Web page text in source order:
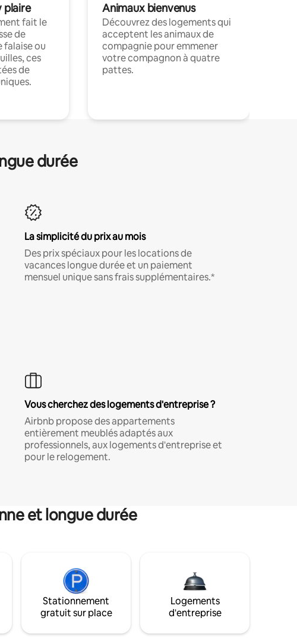
plaire
fait le
de
falaise ou
ces
de
Animaux bienvenus
Découvrez des logements qui
acceptent les animaux de
compagnie pour emmener
votre compagnon à quatre
pattes.
durée
La simplicité du prix au mois
Des prix spéciaux pour les locations de
vacances longue durée et un paiement
mensuel unique sans frais supplémentaires.*
Vous cherchez des logements d'entreprise ?
Airbnb propose des appartements
entièrement meublés adaptés aux
professionnels, aux logements d'entreprise et
pour le relogement.
et longue durée
Stationnement
gratuit sur place
Logements
d'entreprise